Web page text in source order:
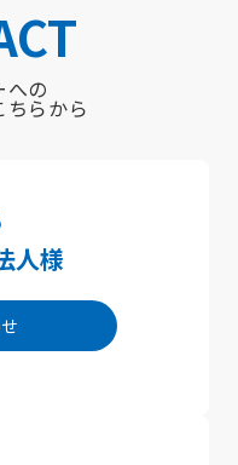
への
らから
人様